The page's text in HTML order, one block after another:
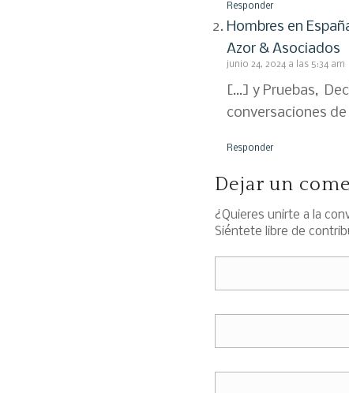
Responder
Hombres en
Azor & Asociados
junio 24, 2024 a las 5:34 am
[…] y Pruebas,
conversaciones
Responder
Dejar un
¿Quieres unirte a la
Siéntete libre de